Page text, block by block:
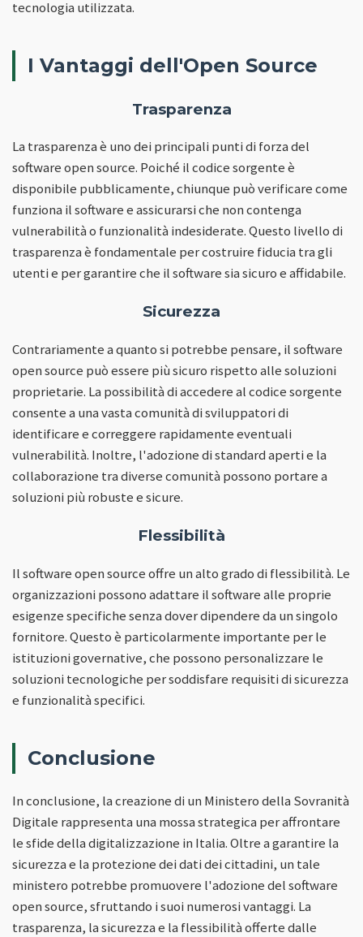
tecnologia utilizzata.
I Vantaggi dell'Open Source
Trasparenza
La trasparenza è uno dei principali punti di forza del
software open source. Poiché il codice sorgente è
disponibile pubblicamente, chiunque può verificare come
funziona il software e assicurarsi che non contenga
vulnerabilità o funzionalità indesiderate. Questo livello di
trasparenza è fondamentale per costruire fiducia tra gli
utenti e per garantire che il software sia sicuro e affidabile.
Sicurezza
Contrariamente a quanto si potrebbe pensare, il software
open source può essere più sicuro rispetto alle soluzioni
proprietarie. La possibilità di accedere al codice sorgente
consente a una vasta comunità di sviluppatori di
identificare e correggere rapidamente eventuali
vulnerabilità. Inoltre, l'adozione di standard aperti e la
collaborazione tra diverse comunità possono portare a
soluzioni più robuste e sicure.
Flessibilità
Il software open source offre un alto grado di flessibilità. Le
organizzazioni possono adattare il software alle proprie
esigenze specifiche senza dover dipendere da un singolo
fornitore. Questo è particolarmente importante per le
istituzioni governative, che possono personalizzare le
soluzioni tecnologiche per soddisfare requisiti di sicurezza
e funzionalità specifici.
Conclusione
In conclusione, la creazione di un Ministero della Sovranità
Digitale rappresenta una mossa strategica per affrontare
le sfide della digitalizzazione in Italia. Oltre a garantire la
sicurezza e la protezione dei dati dei cittadini, un tale
ministero potrebbe promuovere l'adozione del software
open source, sfruttando i suoi numerosi vantaggi. La
trasparenza, la sicurezza e la flessibilità offerte dalle